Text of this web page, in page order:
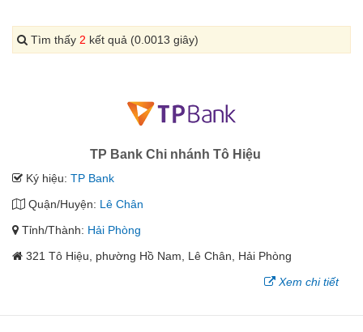
Tìm thấy 2 kết quả (0.0013 giây)
TP Bank Chi nhánh Tô Hiệu
Ký hiệu: TP Bank
Quận/Huyện: Lê Chân
Tỉnh/Thành: Hải Phòng
321 Tô Hiệu, phường Hồ Nam, Lê Chân, Hải Phòng
Xem chi tiết